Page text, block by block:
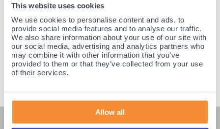
This website uses cookies
We use cookies to personalise content and ads, to
provide social media features and to analyse our traffic.
We also share information about your use of our site with
our social media, advertising and analytics partners who
may combine it with other information that you’ve
provided to them or that they’ve collected from your use
of their services.
Allow all